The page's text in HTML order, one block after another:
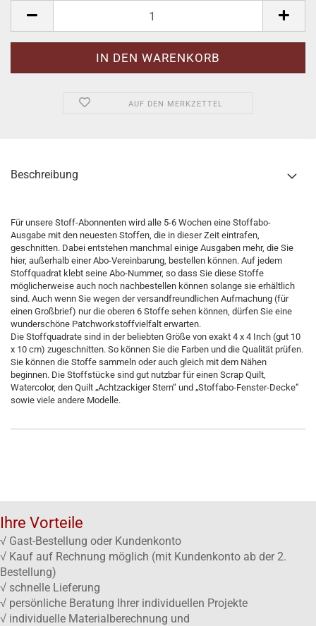
AUF DEN MERKZETTEL
Beschreibung
Für unsere Stoff-Abonnenten wird alle 5-6 Wochen eine Stoffabo-
Ausgabe mit den neuesten Stoffen, die in dieser Zeit eintrafen,
geschnitten. Dabei entstehen manchmal einige Ausgaben mehr, die Sie
hier, außerhalb einer Abo-Vereinbarung, bestellen können. Auf jedem
Stoffquadrat klebt seine Abo-Nummer, so dass Sie diese Stoffe
möglicherweise auch noch nachbestellen können solange sie erhältlich
sind. Auch wenn Sie wegen der versandfreundlichen Aufmachung (für
einen Großbrief) nur die oberen 6 Stoffe sehen können, dürfen Sie eine
wunderschöne Patchworkstoffvielfalt erwarten.
Die Stoffquadrate sind in der beliebten Größe von exakt 4 x 4 Inch (gut 10
x 10 cm) zugeschnitten. So können Sie die Farben und die Qualität prüfen.
Sie können die Stoffe sammeln oder auch gleich mit dem Nähen
beginnen. Die Stoffstücke sind gut nutzbar für einen Scrap Quilt,
Watercolor, den Quilt „Achtzackiger Stern“ und „Stoffabo-Fenster-Decke“
sowie viele andere Modelle.
Ihre Vorteile
√ Gast-Bestellung oder Kundenkonto
√ Kauf auf Rechnung möglich (mit Kundenkonto ab der 2.
Bestellung)
√ schnelle Lieferung
√ persönliche Beratung Ihrer individuellen Projekte
√ individuelle Materialberechnung und